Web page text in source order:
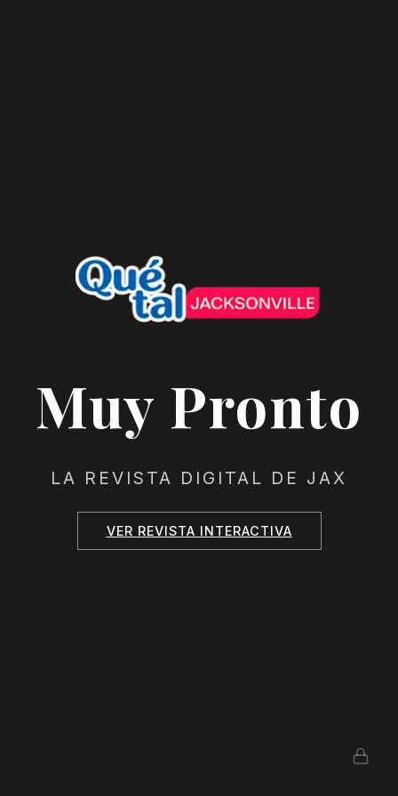
Muy Pronto
LA REVISTA DIGITAL DE JAX
VER REVISTA INTERACTIVA